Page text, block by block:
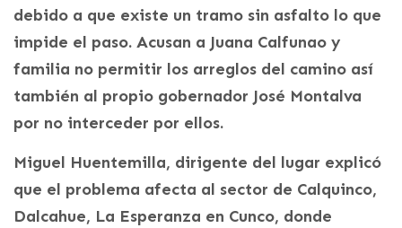
debido a que existe un tramo sin asfalto lo que
impide el paso. Acusan a Juana Calfunao y
familia no permitir los arreglos del camino así
también al propio gobernador José Montalva
por no interceder por ellos.
Miguel Huentemilla, dirigente del lugar explicó
que el problema afecta al sector de Calquinco,
Dalcahue, La Esperanza en Cunco, donde